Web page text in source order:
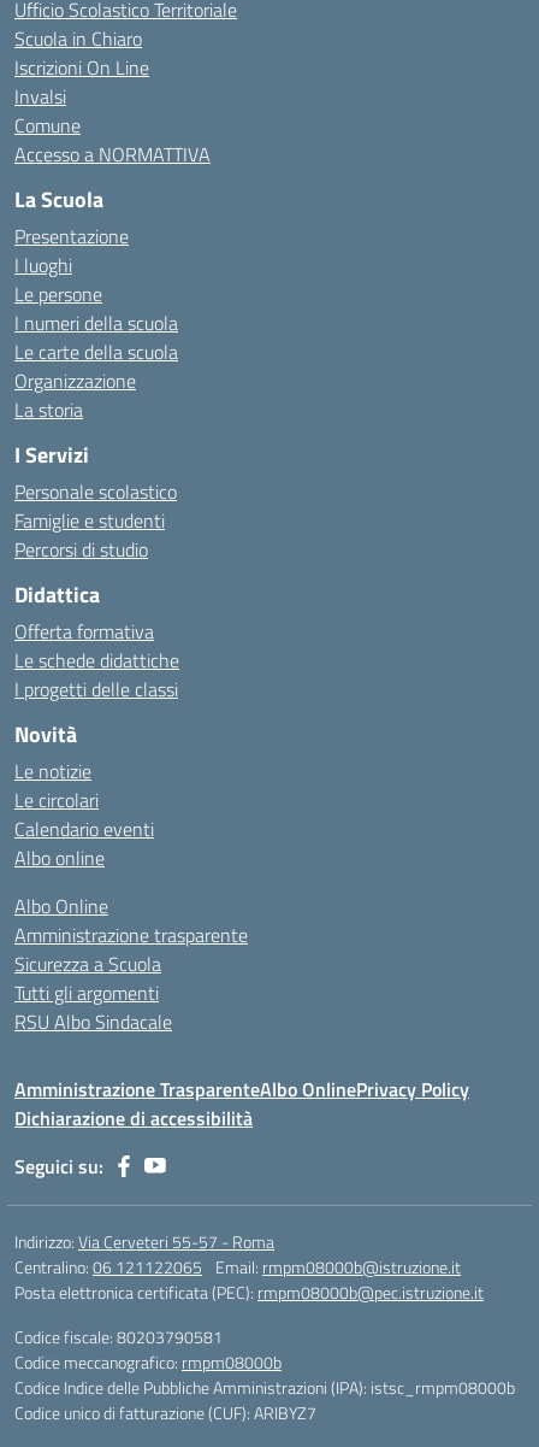
Ufficio Scolastico Territoriale
Scuola in Chiaro
Iscrizioni On Line
Invalsi
Comune
Accesso a NORMATTIVA
La Scuola
Presentazione
I luoghi
Le persone
I numeri della scuola
Le carte della scuola
Organizzazione
La storia
I Servizi
Personale scolastico
Famiglie e studenti
Percorsi di studio
Didattica
Offerta formativa
Le schede didattiche
I progetti delle classi
Novità
Le notizie
Le circolari
Calendario eventi
Albo online
Albo Online
Amministrazione trasparente
Sicurezza a Scuola
Tutti gli argomenti
RSU Albo Sindacale
Amministrazione TrasparenteAlbo OnlinePrivacy Policy
Dichiarazione di accessibilità
Seguici su:
Indirizzo:Via Cerveteri 55-57 - Roma
Centralino:06 121122065 Email: rmpm08000b@istruzione.it
Posta elettronica certificata (PEC): rmpm08000b@pec.istruzione.it
Codice fiscale: 80203790581
Codice meccanografico: rmpm08000b
Codice Indice delle Pubbliche Amministrazioni (IPA): istsc_rmpm08000b
Codice unico di fatturazione (CUF): ARIBYZ7